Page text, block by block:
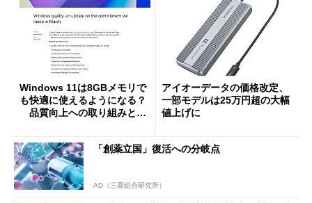
Windows 11は8GBメモリで
も快適に使えるようになる？
品質向上への取り組みと
アイオーデータの価格改定、
一部モデルは25万円超の大幅
値上げに
「創薬立国」復活への分岐点
AD（三菱総合研究所）